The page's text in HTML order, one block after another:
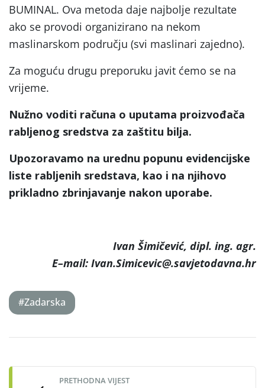
BUMINAL. Ova metoda daje najbolje rezultate
ako se provodi organizirano na nekom
maslinarskom području (svi maslinari zajedno).
Za moguću drugu preporuku javit ćemo se na
vrijeme.
Nužno voditi računa o uputama proizvođača
rabljenog sredstva za zaštitu bilja.
Upozoravamo na urednu popunu evidencijske
liste rabljenih sredstava, kao i na njihovo
prikladno zbrinjavanje nakon uporabe.
Ivan Šimičević, dipl. ing. agr.
E–mail: Ivan.Simicevic@.savjetodavna.hr
#Zadarska
navigation
PRETHODNA VIJEST